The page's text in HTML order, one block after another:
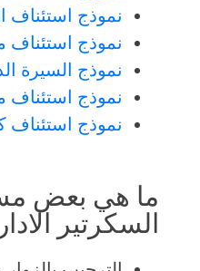
نموذج استئناف
نموذج
نموذج السيرة
نموذج استئناف
نموذج استئناف
ما هي بعض
السكرتير